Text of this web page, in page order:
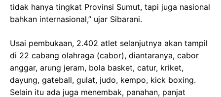
tidak hanya tingkat Provinsi Sumut, tapi juga nasional
bahkan internasional,” ujar Sibarani.
Usai pembukaan, 2.402 atlet selanjutnya akan tampil
di 22 cabang olahraga (cabor), diantaranya, cabor
anggar, arung jeram, bola basket, catur, kriket,
dayung, gateball, gulat, judo, kempo, kick boxing.
Selain itu ada juga menembak, panahan, panjat